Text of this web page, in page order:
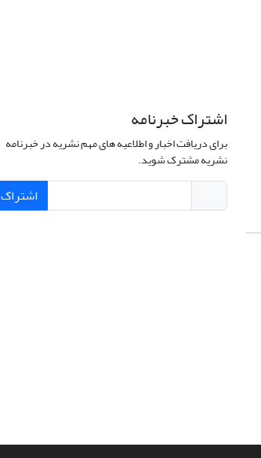
اشتراک خبرنامه
برای دریافت اخبار و اطلاعیه های مهم نشریه در خبرنامه
نشریه مشترک شوید.
اشتراک